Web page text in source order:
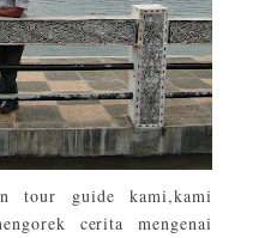
tour guide kami,kami
cerita mengenai